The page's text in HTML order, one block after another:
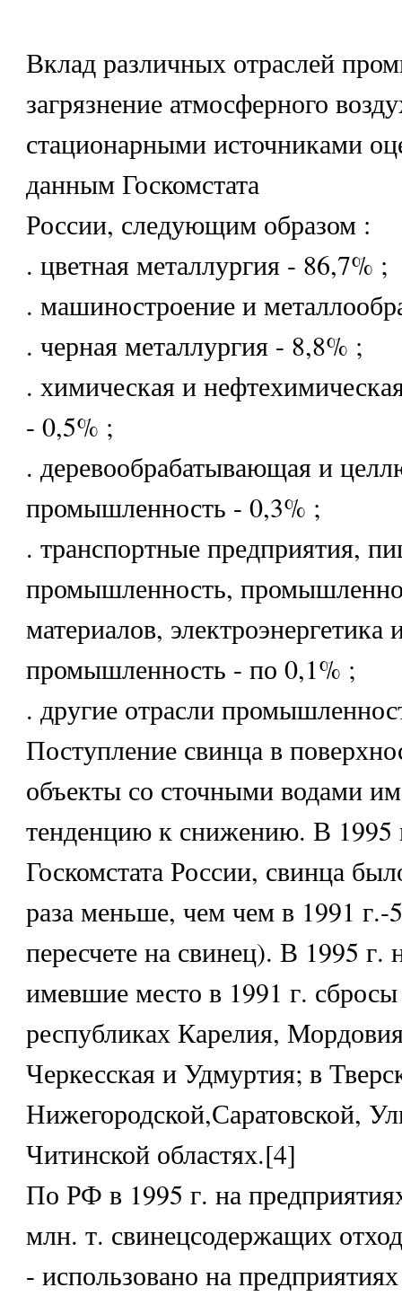
Вклад различных отраслей
загрязнение атмосферного
стационарными источниками
данным Госкомстата
России, следующим образом :
. цветная металлургия - 86,7% ;
. машиностроение и
. черная металлургия - 8,8% ;
. химическая и
- 0,5% ;
. деревообрабатывающая и
промышленность - 0,3% ;
. транспортные предприятия,
промышленность,
материалов, электроэнергетика
промышленность - по 0,1% ;
. другие отрасли
Поступление свинца в
объекты со сточными водами
тенденцию к снижению. В 1995
Госкомстата России, свинца
раза меньше, чем чем в 1991 г.-
пересчете на свинец). В 1995 г.
имевшие место в 1991 г.
республиках Карелия,
Черкесская и Удмуртия; в
Нижегородской,Саратовской,
Читинской областях.[4]
По РФ в 1995 г. на
млн. т. свинецсодержащих
- использовано на